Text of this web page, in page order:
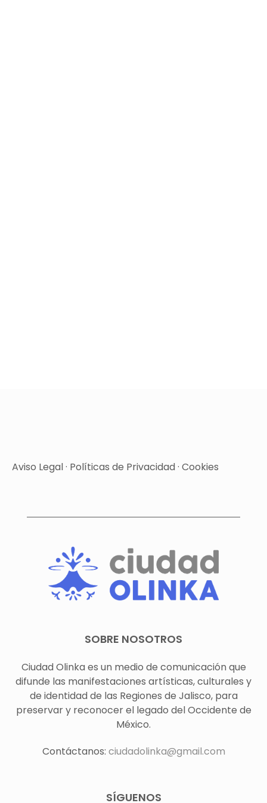
Aviso Legal· Políticas de Privacidad· Cookies
SOBRE NOSOTROS
Ciudad Olinka es un medio de comunicación que
difunde las manifestaciones artísticas, culturales y
de identidad de las Regiones de Jalisco, para
preservar y reconocer el legado del Occidente de
México.
Contáctanos: ciudadolinka@gmail.com
SÍGUENOS